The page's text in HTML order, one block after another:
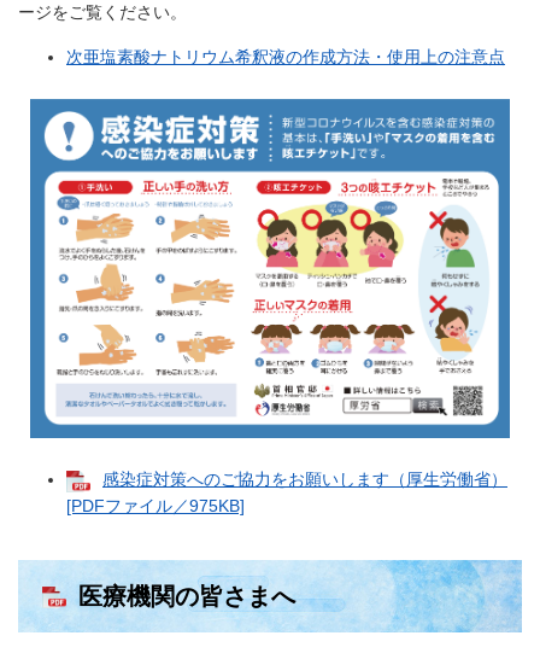
ージをご覧ください。
次亜塩素酸ナトリウム希釈液の作成方法・使用上の注意点
感染症対策へのご協力をお願いします（厚生労働省）
[PDFファイル／975KB]
医療機関の皆さまへ